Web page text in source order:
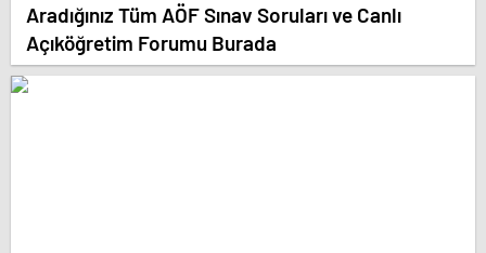
Aradığınız Tüm AÖF Sınav Soruları ve Canlı
Açıköğretim Forumu Burada